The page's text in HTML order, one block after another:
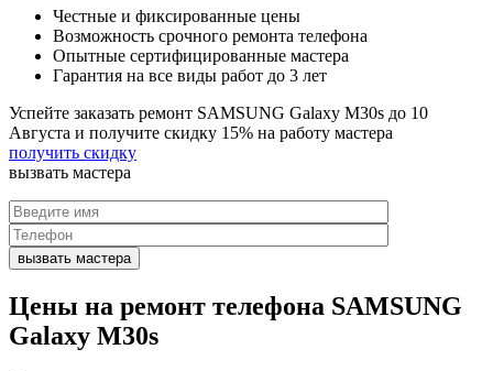
Честные и фиксированные цены
Возможность срочного ремонта телефона
Опытные сертифицированные мастера
Гарантия на все виды работ до 3 лет
Успейте заказать ремонт SAMSUNG Galaxy M30s до 10
Августа и получите скидку 15% на работу мастера
получить скидку
вызвать мастера
Цены на ремонт телефона SAMSUNG
Galaxy M30s